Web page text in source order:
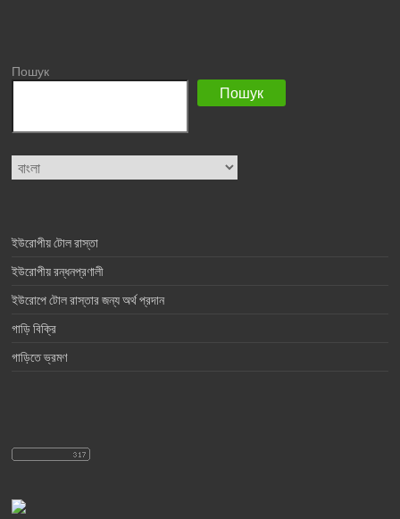
Пошук
Пошук
Choose
a
ইউরোপীয় টোল রাস্তা
ইউরোপীয় রন্ধনপ্রণালী
ইউরোপে টোল রাস্তার জন্য অর্থ প্রদান
গাড়ি বিক্রি
গাড়িতে ভ্রমণ